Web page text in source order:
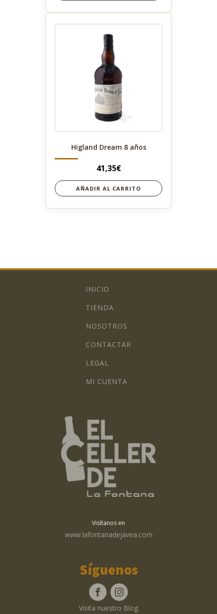
Higland Dream 8 años
41,35€
AÑADIR AL CARRITO
INICIO
TIENDA
NOSOTROS
CONTACTAR
LEGAL
MI CUENTA
Visítanos en
www.lafontanadejavea.com
Síguenos
Visita nuestro Blog